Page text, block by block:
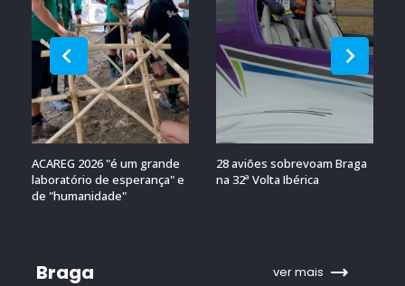
ACAREG 2026 "é um grande
laboratório de esperança" e
de "humanidade"
28 aviões sobrevoam Braga
na 32ª Volta Ibérica
Braga ver mais